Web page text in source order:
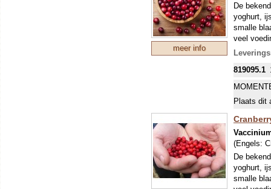
meer info
De
yoghurt,
smalle
veel
819095.1
Plaats dit
(Engels:
De
yoghurt,
smalle